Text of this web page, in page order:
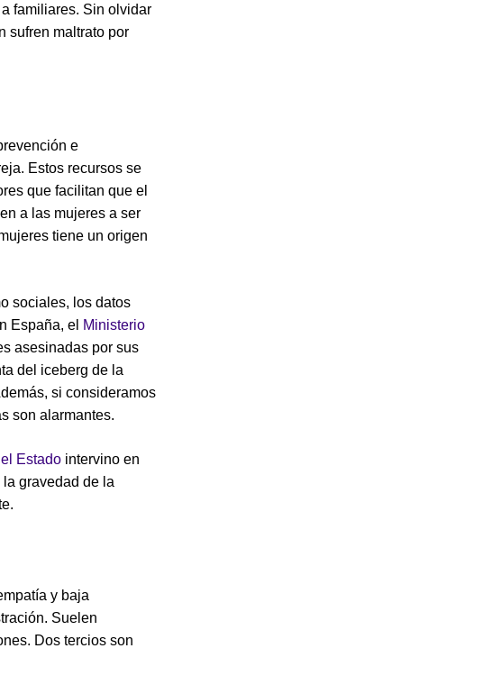
familiares. Sin olvidar
sufren maltrato por
e
Estos recursos se
que facilitan que el
a las mujeres a ser
tiene un origen
sociales, los datos
España, el Ministerio
asesinadas por sus
del iceberg de la
si consideramos
son alarmantes.
Estado intervino en
gravedad de la
y baja
Suelen
Dos tercios son